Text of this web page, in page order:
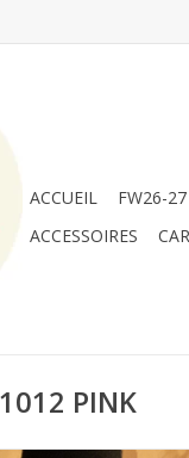
ACCUEIL FW26-27
ACCESSOIRES
PINK